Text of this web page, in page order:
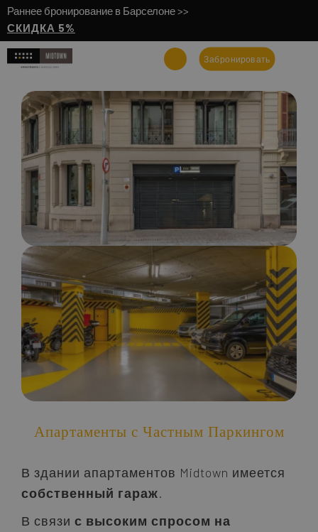
Раннее бронирование в Барселоне >>
СКИДКА 5%
Забронировать
Апартаменты с Частным Паркингом
В здании апартаментов Midtown имеется
собственный гараж.
В связи с высоким спросом на